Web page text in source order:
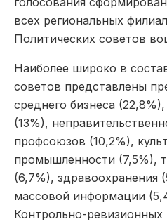
всех региональных
Политических советов
Наиболее широко в
советов представлены
среднего бизнеса
(13%),
профсоюзов (10,2%),
промышленности (7,5%),
(6,7%), здравоохранения
массовой информации
Контрольно-